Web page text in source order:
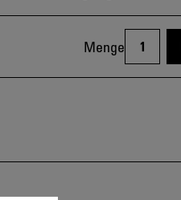
Menge